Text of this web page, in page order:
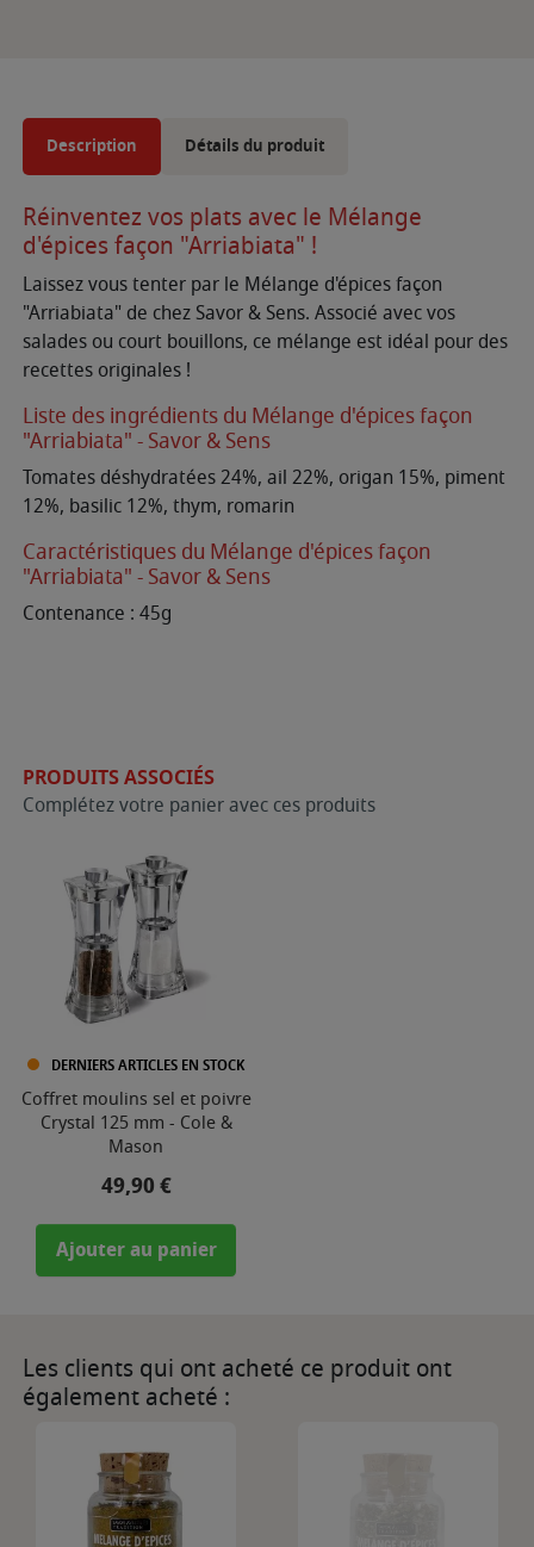
Description Détails du produit
Réinventez vos plats avec le Mélange
d'épices façon "Arriabiata" !
Laissez vous tenter par le Mélange d'épices façon
"Arriabiata" de chez Savor & Sens. Associé avec vos
salades ou court bouillons, ce mélange est idéal pour des
recettes originales !
Liste des ingrédients du Mélange d'épices façon
"Arriabiata" - Savor & Sens
Tomates déshydratées 24%, ail 22%, origan 15%, piment
12%, basilic 12%, thym, romarin
Caractéristiques du Mélange d'épices façon
"Arriabiata" - Savor & Sens
Contenance : 45g
PRODUITS ASSOCIÉS
Complétez votre panier avec ces produits
DERNIERS ARTICLES EN STOCK
Coffret moulins sel et poivre
Crystal 125 mm - Cole &
Mason
Prix
49,90 €
Ajouter au panier
Les clients qui ont acheté ce produit ont
également acheté :